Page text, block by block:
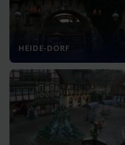
HEIDE-DORF